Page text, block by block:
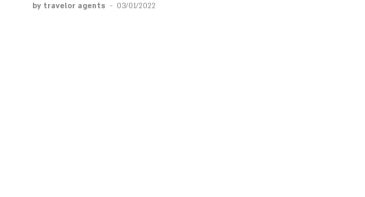
by travelor agents - 03/01/2022